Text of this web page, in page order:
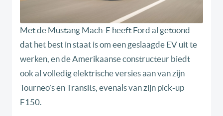
Met de Mustang Mach-E heeft Ford al getoond
dat het best in staat is om een geslaagde EV uit te
werken, en de Amerikaanse constructeur biedt
ook al volledig elektrische versies aan van zijn
Tourneo’s en Transits, evenals van zijn pick-up
F150.